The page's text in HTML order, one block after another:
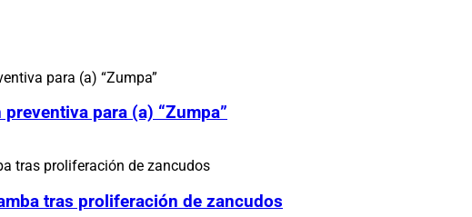
para (a) “Zumpa”
tras proliferación de zancudos